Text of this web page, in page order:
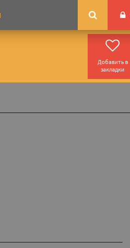
Добавить в
закладки